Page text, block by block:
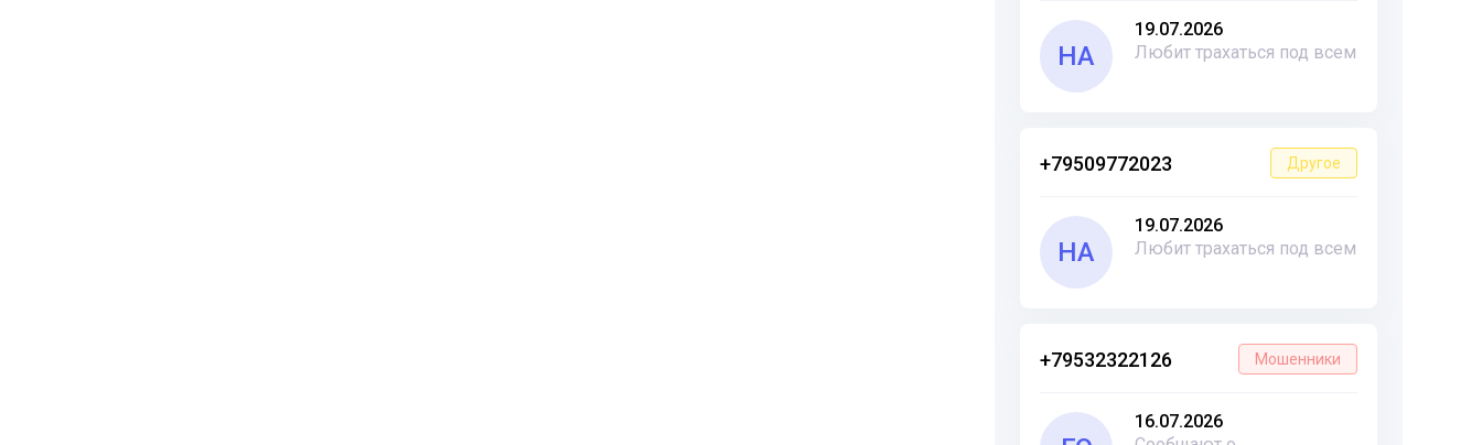
НА
19.07.2026
Любит трахаться под всем
+79509772023 Другое
НА
19.07.2026
Любит трахаться под всем
+79532322126 Мошенники
16.07.2026